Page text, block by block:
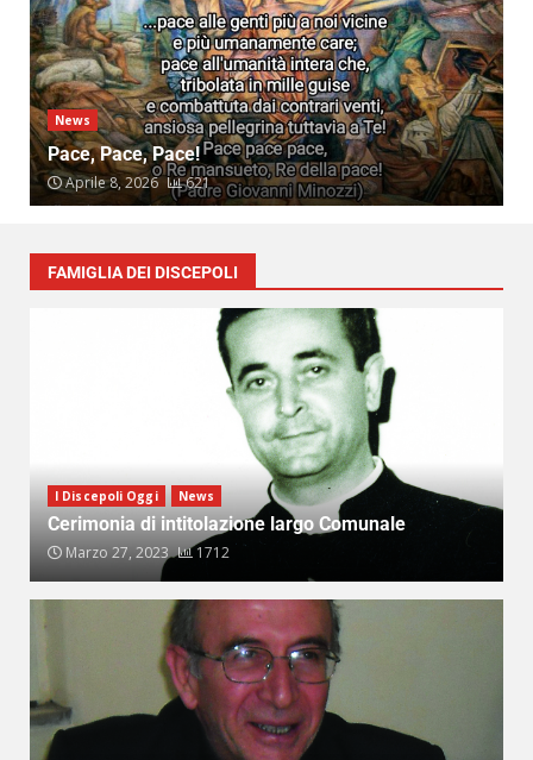
News
Pace, Pace, Pace!
Aprile 8, 2026 621
FAMIGLIA DEI DISCEPOLI
I Discepoli Oggi News
Cerimonia di intitolazione largo Comunale
Marzo 27, 2023 1712